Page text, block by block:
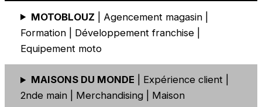
MOTOBLOUZ | Agencement magasin |
Formation | Développement franchise |
Equipement moto
MAISONS DU MONDE | Expérience client |
2nde main | Merchandising | Maison